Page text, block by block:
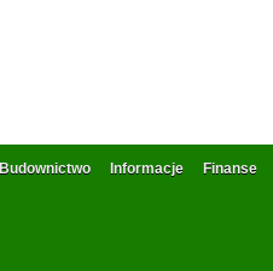
Budownictwo Informacje Finanse